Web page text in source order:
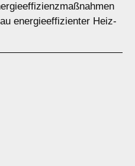
energieeffizienter Heiz-